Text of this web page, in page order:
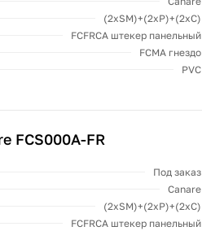
(2хSM)+(2xP)+(2xC)
FCFRCA штекер панельный
FCMA гнездо
PVC
FCS000A-FR
Под заказ
Canare
(2хSM)+(2xP)+(2xC)
FCFRCA штекер панельный